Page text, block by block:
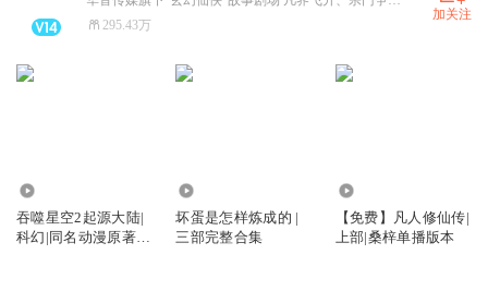
295.43万
加关注
吞噬星空2起源大陆|
科幻|同名动漫原著|
坏蛋是怎样炼成的 |
三部完整合集
【免费】凡人修仙传|
上部|桑梓单播版本